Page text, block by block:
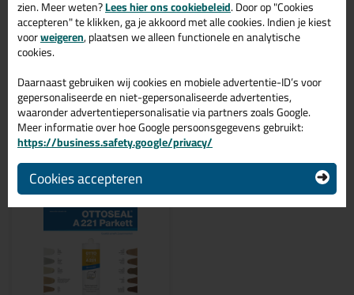
vandaag nog! Op voorraad en op werkdagen besteld = morgen in
huis.
Wil je meer weten over de toepassing en kenmerken van dit
product? Lees alles over dit product >
Gerelateerde producten
zien. Meer weten?Lees hier ons cookiebeleid. Door op "Cookies
accepteren" te klikken, ga je akkoord met alle cookies. Indien je kiest
voorweigeren, plaatsen we alleen functionele en analytische
cookies.
Daarnaast gebruiken wij cookies en mobiele advertentie-ID’s voor
gepersonaliseerde en niet-gepersonaliseerde advertenties,
waaronder advertentiepersonalisatie via partners zoals Google.
Meer informatie over hoe Google persoonsgegevens gebruikt:
https://business.safety.google/privacy/
Cookies accepteren